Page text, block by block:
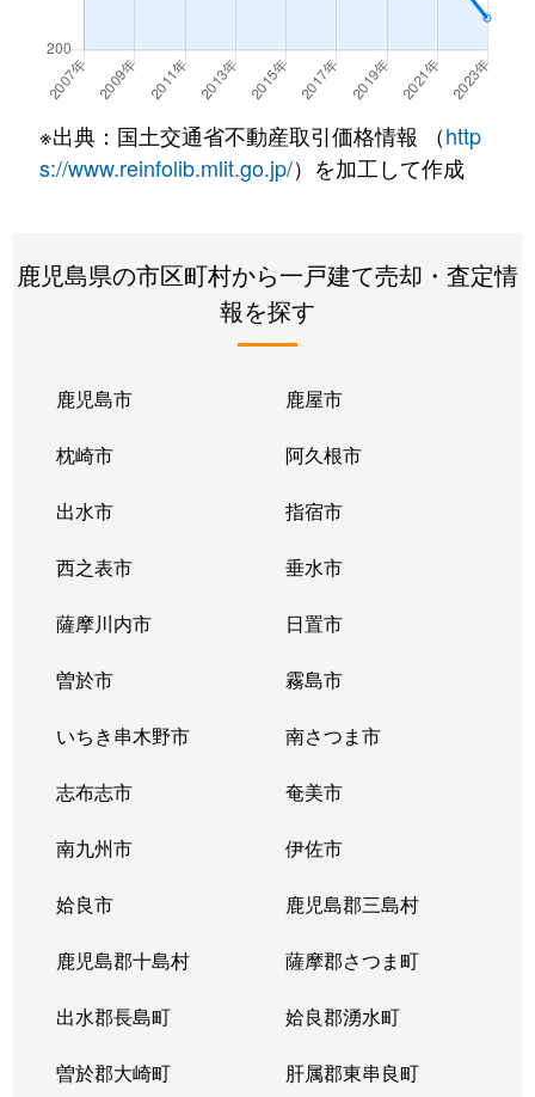
※出典：国土交通省不動産取引価格情報 （http
s://www.reinfolib.mlit.go.jp/）を加工して作成
鹿児島県の市区町村から一戸建て売却・査定情
報を探す
鹿児島市 鹿屋市
枕崎市 阿久根市
出水市 指宿市
西之表市 垂水市
薩摩川内市 日置市
曽於市 霧島市
いちき串木野市 南さつま市
志布志市 奄美市
南九州市 伊佐市
姶良市 鹿児島郡三島村
鹿児島郡十島村 薩摩郡さつま町
出水郡長島町 姶良郡湧水町
曽於郡大崎町 肝属郡東串良町